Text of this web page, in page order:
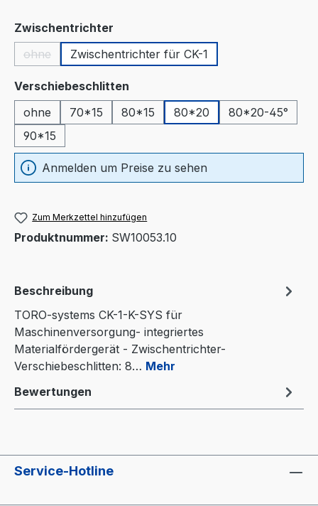
Zwischentrichter
ohne
(Diese Option ist zurzeit nicht verfügbar.)
Zwischentrichter für CK-1
Verschiebeschlitten
ohne
70*15 80*15 80*20
80*20-45°
90*15
Anmelden um Preise zu sehen
Zum Merkzettel hinzufügen
Produktnummer: SW10053.10
Beschreibung
TORO-systems CK-1-K-SYS für
Maschinenversorgung- integriertes
Materialfördergerät - Zwischentrichter-
Verschiebeschlitten: 8… Mehr
Bewertungen
Service-Hotline